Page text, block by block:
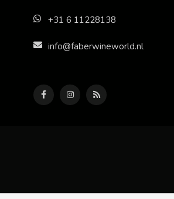
+31 6 11228138
info@faberwineworld.nl